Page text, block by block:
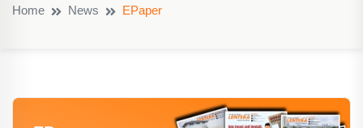
Home News EPaper